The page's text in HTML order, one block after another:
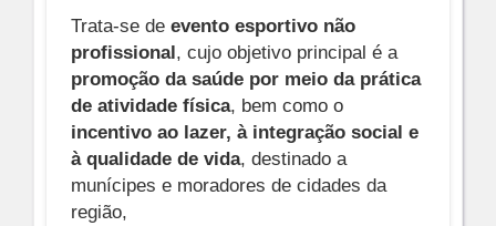
Trata-se de evento esportivo não
profissional, cujo objetivo principal é a
promoção da saúde por meio da prática
de atividade física, bem como o
incentivo ao lazer, à integração social e
à qualidade de vida, destinado a
munícipes e moradores de cidades da
região,